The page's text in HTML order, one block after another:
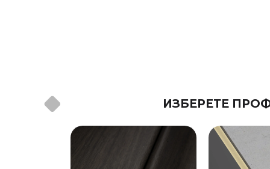
Метод на
снаждане
Фрезовано снаждане /
ИЗБЕРЕТЕ